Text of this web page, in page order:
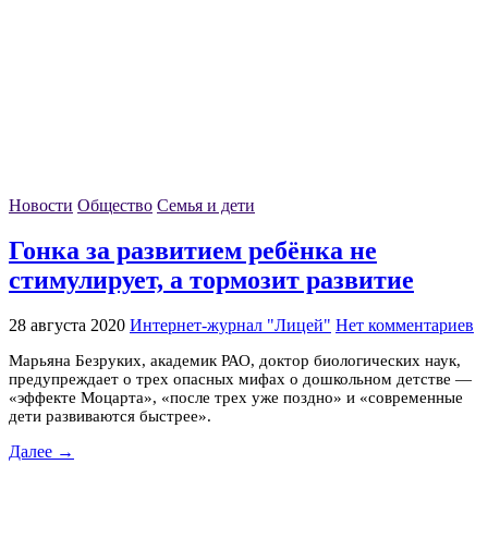
Новости Общество Семья и дети
Гонка за развитием ребёнка не
стимулирует, а тормозит развитие
28 августа 2020 Интернет-журнал "Лицей" Нет комментариев
Марьяна Безруких, академик РАО, доктор биологических наук,
предупреждает о трех опасных мифах о дошкольном детстве —
«эффекте Моцарта», «после трех уже поздно» и «современные
дети развиваются быстрее».
Далее →